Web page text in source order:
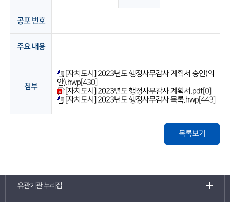
공포 번호
주요 내용
첨부
[자치도시] 2023년도 행정사무감사 계획서 승인(의
안).hwp[430]
[자치도시] 2023년도 행정사무감사 계획서.pdf[0]
[자치도시] 2023년도 행정사무감사 목록.hwp[443]
목록보기
유관기관 누리집